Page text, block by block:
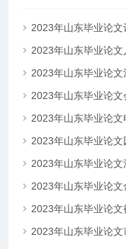
2023年山东毕业论
2023年山东毕业论
2023年山东毕业论
2023年山东毕业论文
2023年山东毕业论
2023年山东毕业论文
2023年山东毕业论文
2023年山东毕业论文
2023年山东毕业论
2023年山东毕业论